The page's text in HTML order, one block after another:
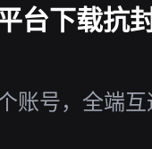
台下载抗
账号，全端